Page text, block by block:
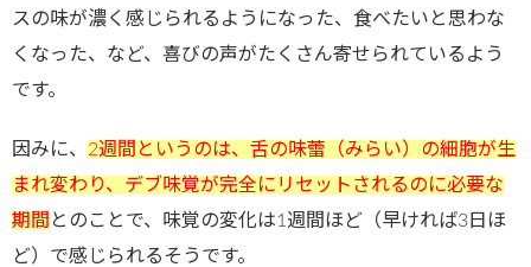
スの味が濃く感じられるようになった、食べたいと思わな
くなった、など、喜びの声がたくさん寄せられているよう
です。
因みに、 2週間というのは、舌の味蕾（みらい）の細胞が生
まれ変わり、デブ味覚が完全にリセットされるのに必要な
期間 とのことで、味覚の変化は1 週間ほど（早ければ3 日ほ
ど）で感じられるそうです。